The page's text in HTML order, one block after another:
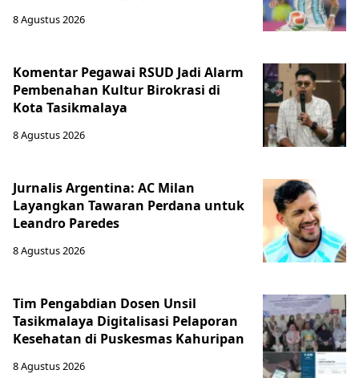
8 Agustus 2026
Komentar Pegawai RSUD Jadi Alarm
Pembenahan Kultur Birokrasi di
Kota Tasikmalaya
8 Agustus 2026
Jurnalis Argentina: AC Milan
Layangkan Tawaran Perdana untuk
Leandro Paredes
8 Agustus 2026
Tim Pengabdian Dosen Unsil
Tasikmalaya Digitalisasi Pelaporan
Kesehatan di Puskesmas Kahuripan
8 Agustus 2026